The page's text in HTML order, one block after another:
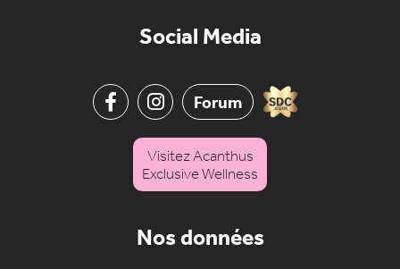
Nos données
Social Media
Forum
Visitez Acanthus
Exclusive Wellness